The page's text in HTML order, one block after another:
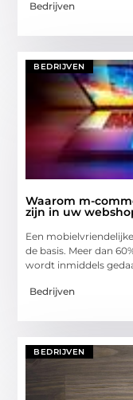
Bedrijven
BEDRIJVEN
Waarom m-
zijn in uw
Een
de basis. Meer dan
wordt inmiddels
Bedrijven
BEDRIJVEN